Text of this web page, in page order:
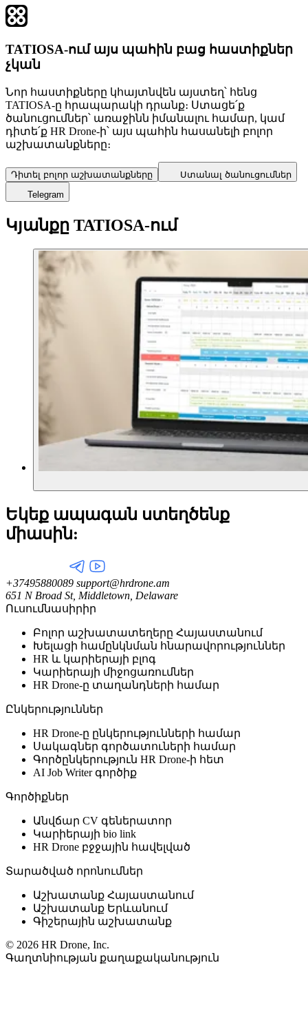
TATIOSA-ում այս պահին բաց հաստիքներ
չկան
Նոր հաստիքները կհայտնվեն այստեղ՝ հենց
TATIOSA-ը հրապարակի դրանք։ Ստացե՛ք
ծանուցումներ՝ առաջինն իմանալու համար, կամ
դիտե՛ք HR Drone-ի՝ այս պահին հասանելի բոլոր
աշխատանքները։
Դիտել բոլոր աշխատանքները
Ստանալ ծանուցումներ
Telegram
Կյանքը TATIOSA-ում
Եկեք ապագան ստեղծենք
միասին:
+37495880089 support@hrdrone.am
651 N Broad St, Middletown, Delaware
Ուսումնասիրիր
Բոլոր աշխատատեղերը Հայաստանում
Խելացի համընկնման հնարավորություններ
HR և կարիերայի բլոգ
Կարիերայի միջոցառումներ
HR Drone-ը տաղանդների համար
Ընկերություններ
HR Drone-ը ընկերությունների համար
Սակագներ գործատուների համար
Գործընկերություն HR Drone-ի հետ
AI Job Writer գործիք
Գործիքներ
Անվճար CV գեներատոր
Կարիերայի bio link
HR Drone բջջային հավելված
Տարածված որոնումներ
Աշխատանք Հայաստանում
Աշխատանք Երևանում
Գիշերային աշխատանք
© 2026 HR Drone, Inc.
Գաղտնիության քաղաքականություն